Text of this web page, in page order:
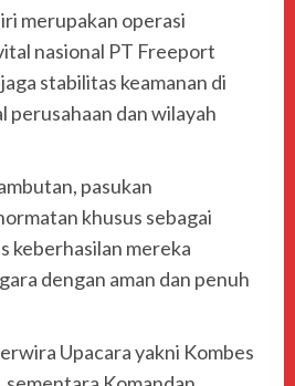
merupakan operasi
nasional PT Freeport
stabilitas keamanan di
perusahaan dan wilayah
pasukan
khusus sebagai
keberhasilan mereka
dengan aman dan penuh
Upacara yakni Kombes